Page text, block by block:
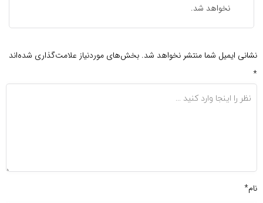
نخواهد شد.
نشانی ایمیل شما منتشر نخواهد شد. بخش‌های موردنیاز علامت‌گذاری شده‌اند
*
نام*